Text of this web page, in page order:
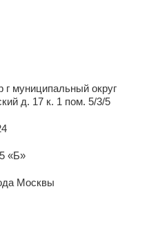
г муниципальный округ
д. 17 к. 1 пом. 5/3/5
«Б»
Москвы